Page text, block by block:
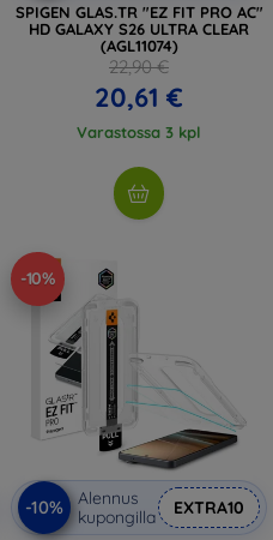
SPIGEN GLAS.TR "EZ FIT PRO AC"
HD GALAXY S26 ULTRA CLEAR
(AGL11074)
22,90 €
20,61 €
Varastossa 3 kpl
-10%
-10%
Alennus
kupongilla
EXTRA10